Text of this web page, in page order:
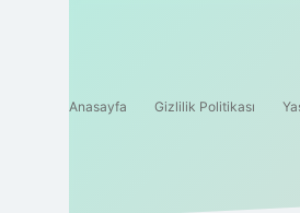
Anasayfa Gizlilik Politikası